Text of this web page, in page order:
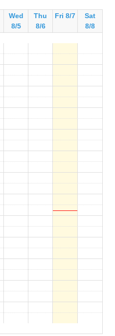
Wed
8/5
Thu
8/6
Fri 8/7
Sat
8/8